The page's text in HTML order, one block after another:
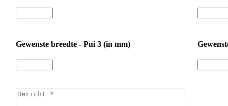
Gewenste breedte - Pui 3 (in mm)